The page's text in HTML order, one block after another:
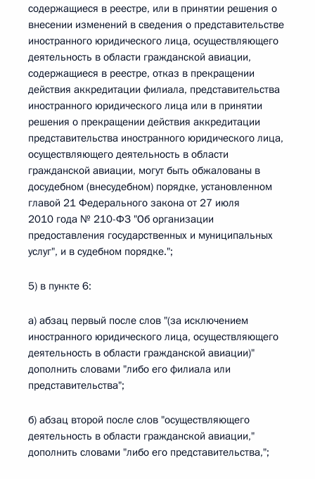
содержащиеся в реестре, или в принятии решения о
внесении изменений в сведения о представительстве
иностранного юридического лица, осуществляющего
деятельность в области гражданской авиации,
содержащиеся в реестре, отказ в прекращении
действия аккредитации филиала, представительства
иностранного юридического лица или в принятии
решения о прекращении действия аккредитации
представительства иностранного юридического лица,
осуществляющего деятельность в области
гражданской авиации, могут быть обжалованы в
досудебном (внесудебном) порядке, установленном
главой 21 Федерального закона от 27 июля
2010 года № 210-ФЗ "Об организации
предоставления государственных и муниципальных
услуг", и в судебном порядке.";
5) в пункте 6:
а) абзац первый после слов "(за исключением
иностранного юридического лица, осуществляющего
деятельность в области гражданской авиации)"
дополнить словами "либо его филиала или
представительства";
б) абзац второй после слов "осуществляющего
деятельность в области гражданской авиации,"
дополнить словами "либо его представительства,";